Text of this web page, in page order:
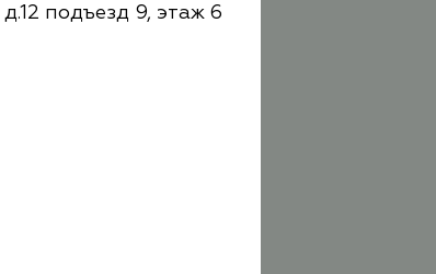
подъезд 9, этаж 6